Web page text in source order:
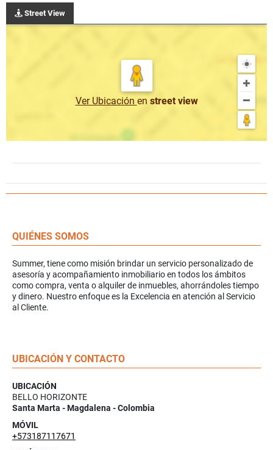
Street View
Ver Ubicación en street view
QUIÉNES SOMOS
Summer, tiene como misión brindar un servicio personalizado de
asesoría y acompañamiento inmobiliario en todos los ámbitos
como compra, venta o alquiler de inmuebles, ahorrándoles tiempo
y dinero. Nuestro enfoque es la Excelencia en atención al Servicio
al Cliente.
UBICACIÓN Y CONTACTO
UBICACIÓN
BELLO HORIZONTE
Santa Marta - Magdalena - Colombia
MÓVIL
+573187117671